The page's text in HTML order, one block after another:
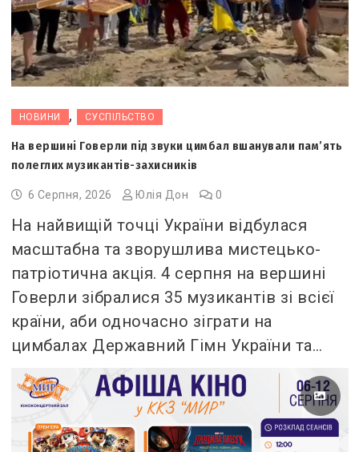
НОВИНИ , СУСПІЛЬСТВО
На вершині Говерли під звуки цимбал вшанували пам’ять
полеглих музикантів-захисників
6 Серпня, 2026 Юлія Дон 0
На найвищій точці України відбулася
масштабна та зворушлива мистецько-
патріотична акція. 4 серпня на вершині
Говерли зібралися 35 музикантів зі всієї
країни, аби одночасно зіграти на
цимбалах Державний Гімн України та…